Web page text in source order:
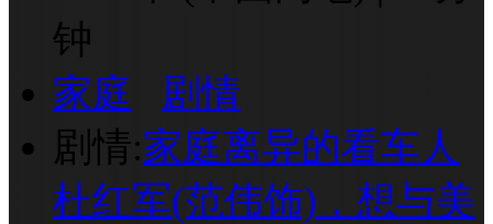
钟
家庭
剧情
剧情:家庭离异的看车人
杜红军(范伟饰)，想与美